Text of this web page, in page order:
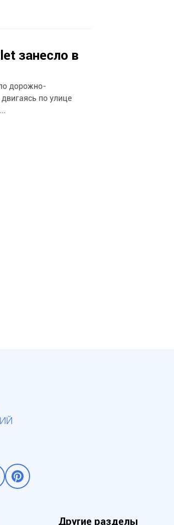
занесло в
дорожно-
по улице
Другие разделы